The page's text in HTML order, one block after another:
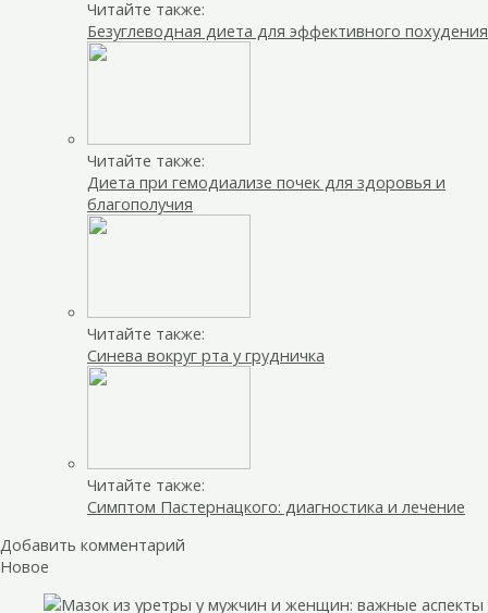
Читайте также:
Безуглеводная диета для эффективного похудения
Читайте также:
Диета при гемодиализе почек для здоровья и
благополучия
Читайте также:
Синева вокруг рта у грудничка
Читайте также:
Симптом Пастернацкого: диагностика и лечение
Добавить комментарий
Новое